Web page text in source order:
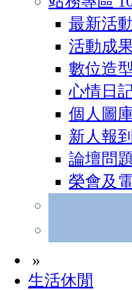
最新活
活動成
數位造型
心情日
個人圖
新人報
論壇問
榮會及
»
生活休閒